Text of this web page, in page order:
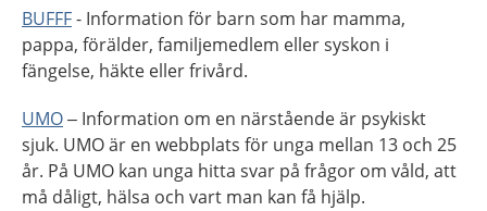
BUFFF- Information för barn som har mamma,
pappa, förälder, familjemedlem eller syskon i
fängelse, häkte eller frivård.
UMO– Information om en närstående är psykiskt
sjuk. UMO är en webbplats för unga mellan 13 och 25
år. På UMO kan unga hitta svar på frågor om våld, att
må dåligt, hälsa och vart man kan få hjälp.